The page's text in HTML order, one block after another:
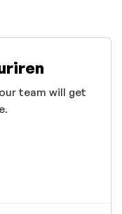
team will get